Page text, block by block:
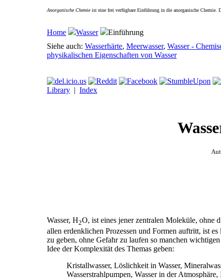
Anorganische Chemieist eine frei verfügbare Einführung in die anorganische
Home Wasser
Einführung
Siehe auch: Wasserhärte, Meerwasser, Wasser -
physikalischen Eigenschaften von Wasser
Library | Index
Wasser, H2O, ist eines jener zentralen Moleküle, ohne
allen erdenklichen Prozessen und Formen auftritt, ist
zu geben, ohne Gefahr zu laufen so manchen
Idee der Komplexität des Themas geben:
Kristallwasser, Löslichkeit in Wasser,
Wasserstrahlpumpen, Wasser in der